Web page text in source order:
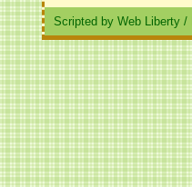
Scripted by Web Liberty /